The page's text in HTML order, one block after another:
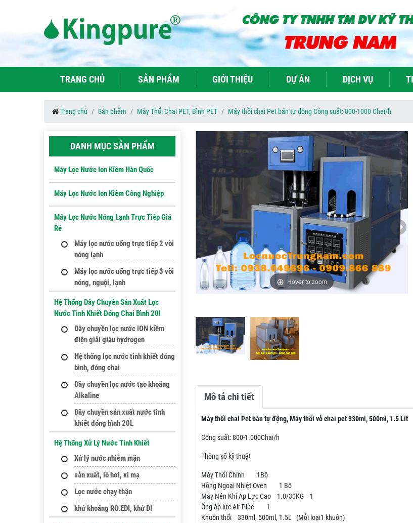
TRANG CHỦ SẢN PHẨM GIỚI THIỆU DỰ ÁN DỊCH VỤ
Trang chủ Sản phẩm Máy Thổi Chai PET, Bình PET Máy thổi chai Pet bán tự động Công suất: 800-1000 Chai/h
Hover to zoom
Mô tả chi tiết
Máy thổi chai Pet bán tự động, Máy thổi vỏ chai pet 330ml, 500ml, 1.5 Lít
Công suất: 800-1.000Chai/h
Thông số kỹ thuật
Máy Thổi Chính 1Bộ
Hồng Ngoại Nhiệt Oven 1 Bộ
Máy Nén Khí Ap Lực Cao 1.0/30KG 1
Ống áp lực Air Pipe 1
Khuôn thổi 330ml, 500ml, 1.5L (Mỗi loại1 khuôn)
DANH MỤC SẢN PHẨM
Máy Lọc Nước Ion Kiềm Hàn Quốc
Máy Lọc Nước Ion Kiềm Công Nghiệp
Máy Lọc Nước Nóng Lạnh Trực Tiếp Giá
Rẻ
Máy lọc nước uống trực tiếp 2 vòi
nóng lạnh
Máy lọc nước uống trực tiếp 3 vòi
nóng, nguội, lạnh
Hệ Thống Dây Chuyền Sản Xuất Lọc
Nước Tinh Khiết Đóng Chai Bình 20l
Dây chuyền lọc nước ION kiềm
điện giải giàu hydrogen
Hệ thống lọc nước tinh khiết đóng
bình, đóng chai
Dây chuyền lọc nước tạo khoáng
Alkaline
Dây chuyền sản xuất nước tinh
khiết đóng bình 20L
Hệ Thống Xử Lý Nước Tinh Khiết
Xử lý nước nhiễm mặn
sản xuất, lò hơi, xi mạ
Lọc nước chạy thận
khử khoáng RO.EDI, khử DI